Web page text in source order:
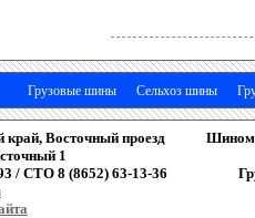
Грузовые шины Сельхоз шины
край, Восточный проезд
1
/ СТО 8 (8652) 63-13-36